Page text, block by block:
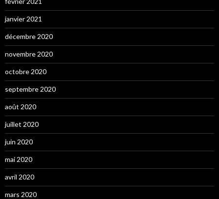
janvier 2021
décembre 2020
novembre 2020
octobre 2020
septembre 2020
août 2020
juillet 2020
juin 2020
mai 2020
avril 2020
mars 2020